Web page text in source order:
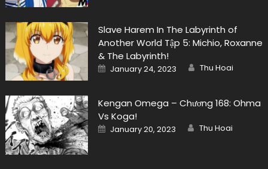
Slave Harem In The Labyrinth of
Another World Tập 5: Michio, Roxanne
& The Labyrinth!
Posted
on
January 24, 2023 Author
Thu Hoai
Kengan Omega – Chương 168: Ohma
Vs Koga!
Posted
on
January 20, 2023 Author
Thu Hoai